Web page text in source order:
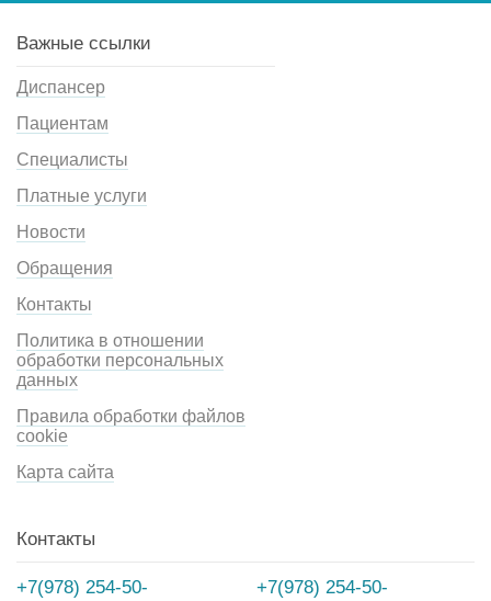
Важные ссылки
Диспансер
Пациентам
Специалисты
Платные услуги
Новости
Обращения
Контакты
Политика в отношении
обработки персональных
данных
Правила обработки файлов
cookie
Карта сайта
Контакты
+7(978) 254-50-
+7(978) 254-50-